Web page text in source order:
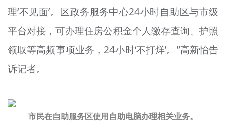
理‘不见面’。区政务服务中心24小时自助区与市级
平台对接，可办理住房公积金个人缴存查询、护照
领取等高频事项业务，24小时‘不打烊’。”高新怡告
诉记者。
市民在自助服务区使用自助电脑办理相关业务。